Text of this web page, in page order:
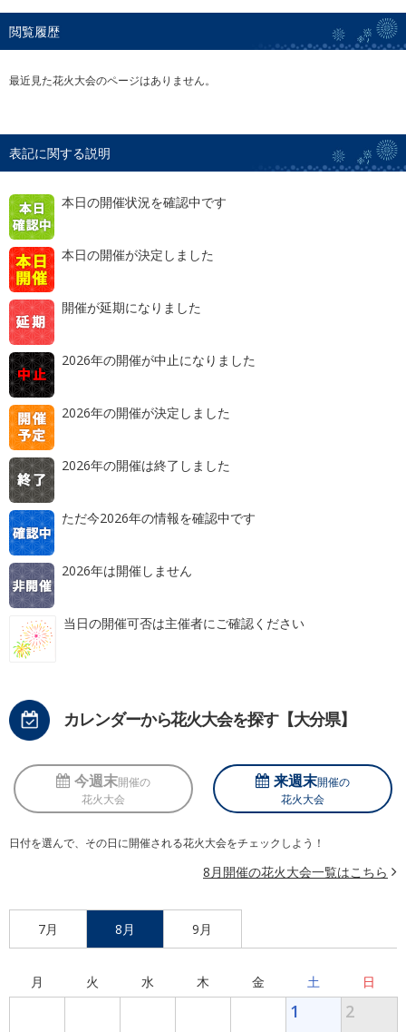
閲覧履歴
最近見た花火大会のページはありません。
表記に関する説明
本日の開催状況を確認中です
本日の開催が決定しました
開催が延期になりました
2026年の開催が中止になりました
2026年の開催が決定しました
2026年の開催は終了しました
ただ今2026年の情報を確認中です
2026年は開催しません
当日の開催可否は主催者にご確認ください
カレンダーから花火大会を探す【大分県】
今週末開催の
花火大会
来週末開催の
花火大会
日付を選んで、その日に開催される花火大会をチェックしよう！
8月開催の花火大会一覧はこちら
7月 8月 9月
月 火 水 木 金 土 日
1 2